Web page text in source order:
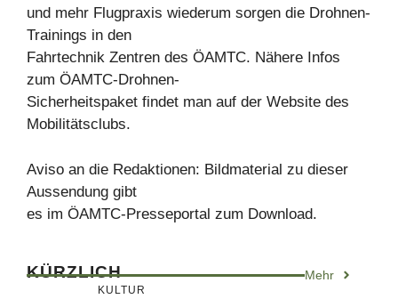
und mehr Flugpraxis wiederum sorgen die Drohnen-
Trainings in den
Fahrtechnik Zentren des ÖAMTC. Nähere Infos
zum ÖAMTC-Drohnen-
Sicherheitspaket findet man auf der Website des
Mobilitätsclubs.
Aviso an die Redaktionen: Bildmaterial zu dieser
Aussendung gibt
es im ÖAMTC-Presseportal zum Download.
KÜRZLICH Mehr
KULTUR